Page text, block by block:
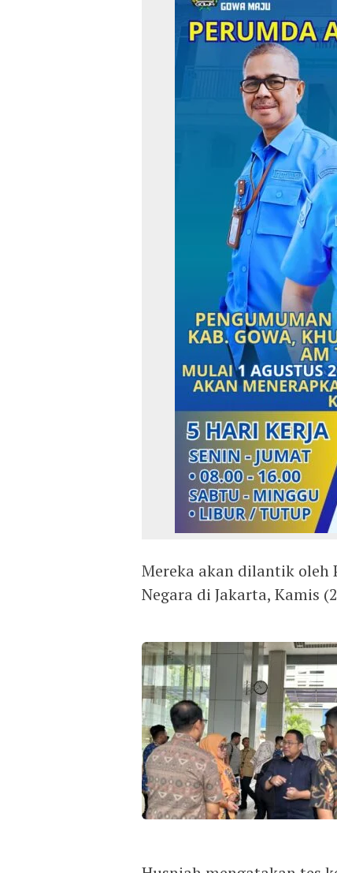
Mereka akan dilantik oleh
Negara di Jakarta, Kamis